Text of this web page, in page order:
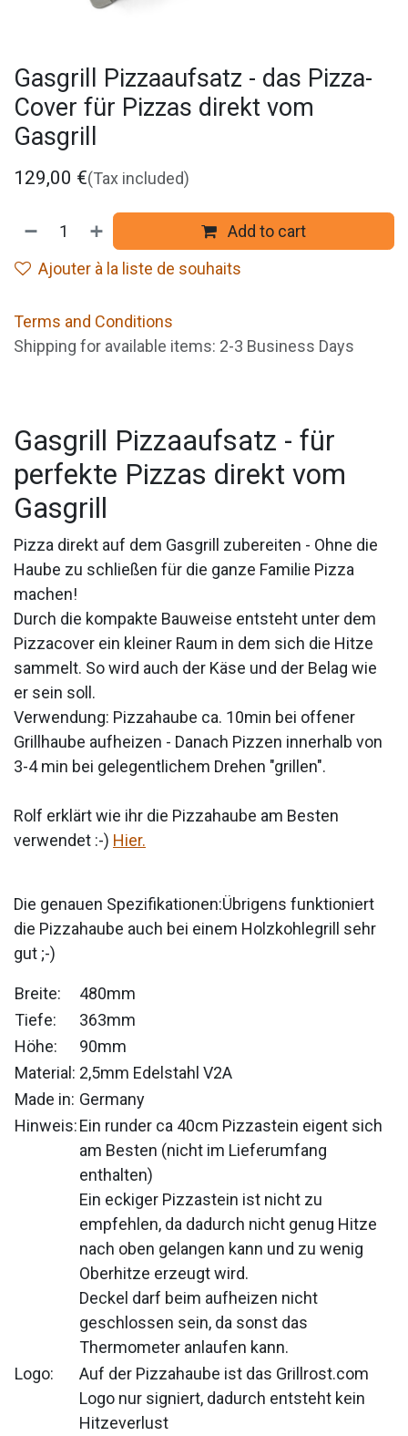
Gasgrill Pizzaaufsatz - das Pizza-
Cover für Pizzas direkt vom
Gasgrill
129,00 €(Tax included)
Add to cart
Ajouter à la liste de souhaits
Terms and Conditions
Shipping for available items: 2-3 Business Days
Gasgrill Pizzaaufsatz - für
perfekte Pizzas direkt vom
Gasgrill
Pizza direkt auf dem Gasgrill zubereiten - Ohne die
Haube zu schließen für die ganze Familie Pizza
machen!
Durch die kompakte Bauweise entsteht unter dem
Pizzacover ein kleiner Raum in dem sich die Hitze
sammelt. So wird auch der Käse und der Belag wie
er sein soll.
Verwendung: Pizzahaube ca. 10min bei offener
Grillhaube aufheizen - Danach Pizzen innerhalb von
3-4 min bei gelegentlichem Drehen "grillen".
Rolf erklärt wie ihr die Pizzahaube am Besten
verwendet :-) Hier.
Die genauen Spezifikationen:Übrigens funktioniert
die Pizzahaube auch bei einem Holzkohlegrill sehr
gut ;-)
Breite:
480mm
Tiefe:
363mm
Höhe:
90mm
Material: 2,5mm Edelstahl V2A
Made in: Germany
Hinweis:Ein runder ca 40cm Pizzastein eigent sich
am Besten (nicht im Lieferumfang
enthalten)
Ein eckiger Pizzastein ist nicht zu
empfehlen, da dadurch nicht genug Hitze
nach oben gelangen kann und zu wenig
Oberhitze erzeugt wird.
Deckel darf beim aufheizen nicht
geschlossen sein, da sonst das
Thermometer anlaufen kann.
Logo:
Auf der Pizzahaube ist das Grillrost.com
Logo nur signiert, dadurch entsteht kein
Hitzeverlust